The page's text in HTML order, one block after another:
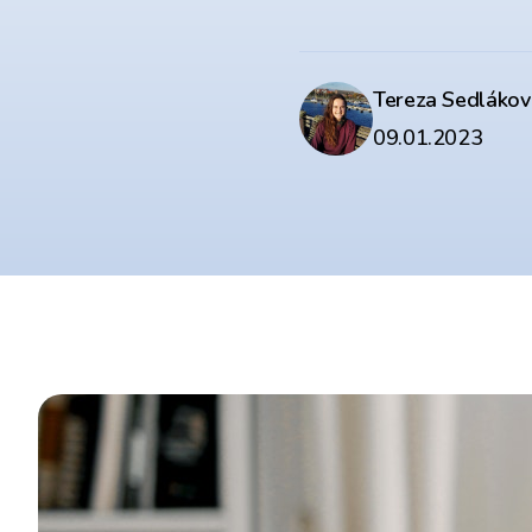
Tereza
09.01.2023